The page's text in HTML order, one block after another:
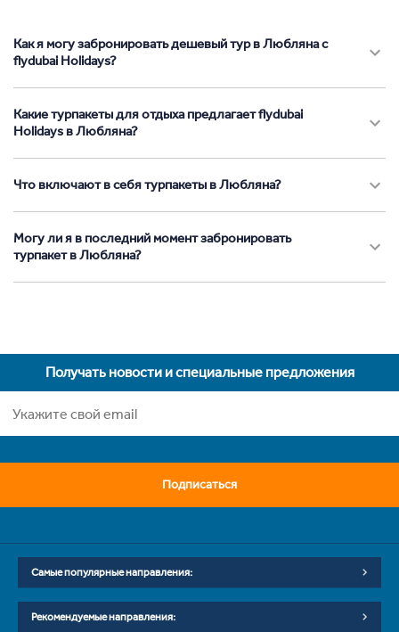
Как я могу забронировать дешевый тур в Любляна с
flydubai Holidays?
Какие турпакеты для отдыха предлагает flydubai
Holidays в Любляна?
Что включают в себя турпакеты в Любляна?
Могу ли я в последний момент забронировать
турпакет в Любляна?
Получать новости и специальные предложения
Подписаться
Самые популярные направления:
Рекомендуемые направления: